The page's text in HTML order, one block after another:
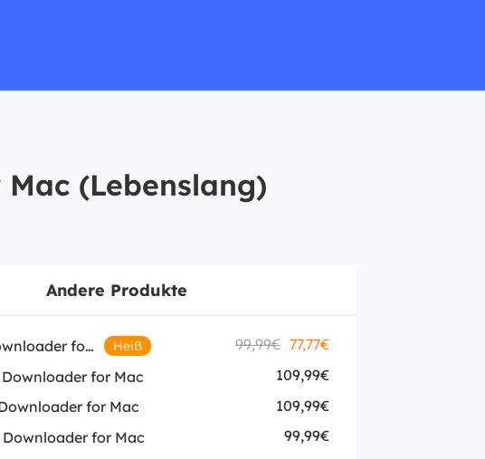
(Lebenslang)
Andere Produkte
Netflix Downloader for Mac Heiß 99,99€ 77,77€
for Mac
109,99€
for Mac
109,99€
for Mac
99,99€